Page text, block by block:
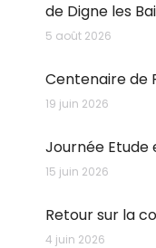
de Digne les
5 août 2026
Centenaire de
19 juin 2026
Journée Etude
15 juin 2026
Retour sur la
4 juin 2026